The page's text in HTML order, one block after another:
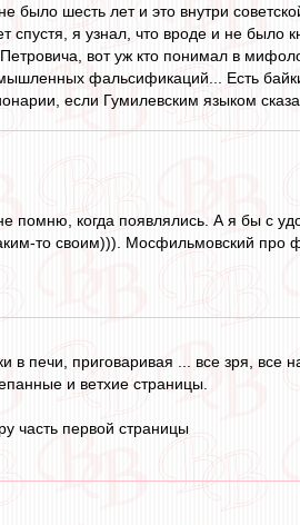
было шесть лет и это внутри
спустя, я узнал, что вроде и не было
вот уж кто понимал в
фальсификаций... Есть
если Гумилевским языком
помню, когда появлялись. А я бы с
то своим))). Мосфильмовский про
в печи, приговаривая ... все зря, все
и ветхие страницы.
часть первой страницы